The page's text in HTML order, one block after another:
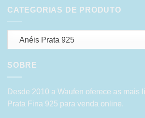
CATEGORIAS DE PRODUTO
Anéis Prata 925
SOBRE
Desde 2010 a Waufen oferece as mais
Prata Fina 925 para venda online.